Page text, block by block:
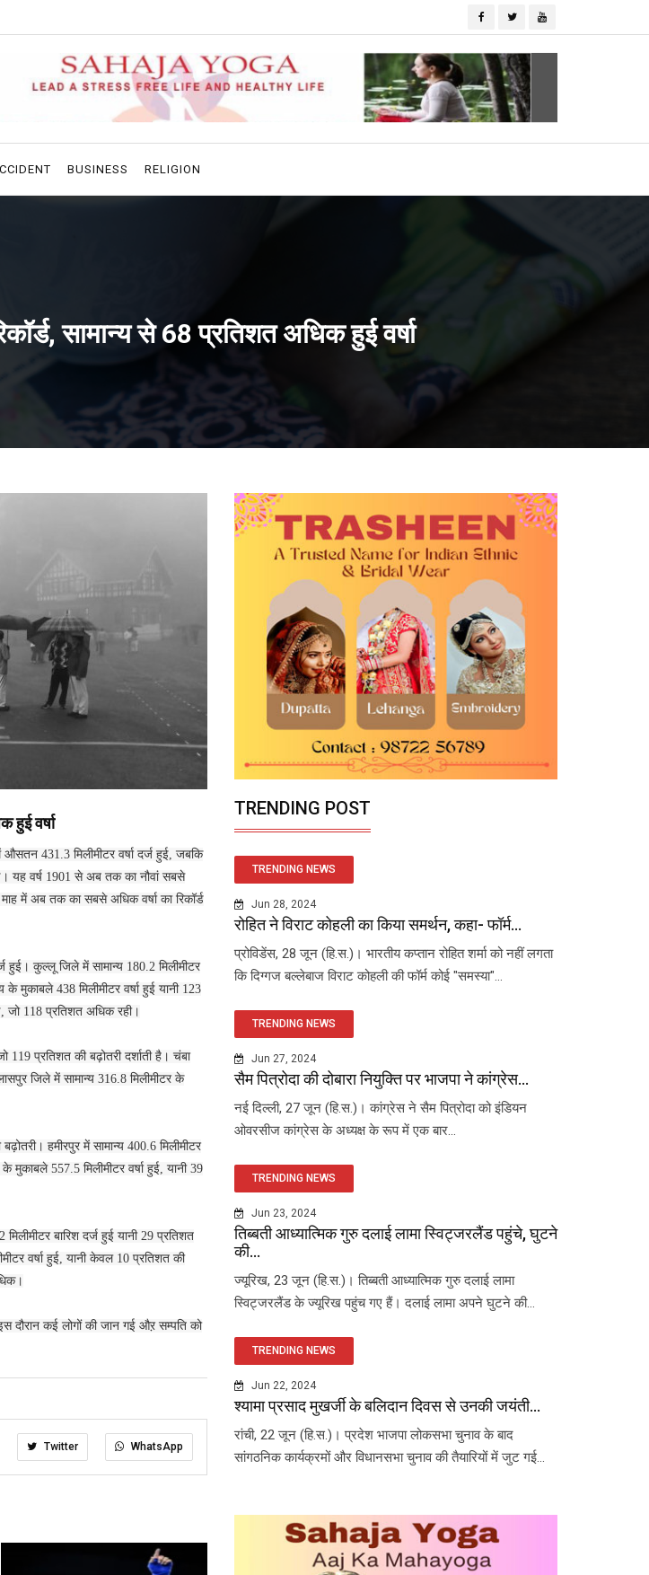
BUSINESS RELIGION
सामान्य से 68 प्रतिशत अधिक हुई वर्षा
हुई वर्षा
431.3 मिलीमीटर वर्षा दर्ज हुई, जबकि
यह वर्ष 1901 से अब तक का नौवां सबसे
में अब तक का सबसे अधिक वर्षा का रिकॉर्ड
हुई। कुल्लू जिले में सामान्य 180.2 मिलीमीटर
मुकाबले 438 मिलीमीटर वर्षा हुई यानी 123
जो 118 प्रतिशत अधिक रही।
119 प्रतिशत की बढ़ोतरी दर्शाती है। चंबा
जिले में सामान्य 316.8 मिलीमीटर के
हमीरपुर में सामान्य 400.6 मिलीमीटर
मुकाबले 557.5 मिलीमीटर वर्षा हुई, यानी 39
बारिश दर्ज हुई यानी 29 प्रतिशत
वर्षा हुई, यानी केवल 10 प्रतिशत की
दौरान कई लोगों की जान गई औऱ सम्पति को
Twitter WhatsApp
TRENDING POST
TRENDING NEWS
Jun 28, 2024
रोहित ने विराट कोहली का किया समर्थन, कहा- फॉर्म...
प्रोविडेंस, 28 जून (हि.स.)। भारतीय कप्तान रोहित शर्मा को नहीं लगता
कि दिग्गज बल्लेबाज विराट कोहली की फॉर्म कोई "समस्या"...
TRENDING NEWS
Jun 27, 2024
सैम पित्रोदा की दोबारा नियुक्ति पर भाजपा ने कांग्रेस...
नई दिल्ली, 27 जून (हि.स.)। कांग्रेस ने सैम पित्रोदा को इंडियन
ओवरसीज कांग्रेस के अध्यक्ष के रूप में एक बार...
TRENDING NEWS
Jun 23, 2024
तिब्बती आध्यात्मिक गुरु दलाई लामा स्विट्जरलैंड पहुंचे, घुटने
की...
ज्यूरिख, 23 जून (हि.स.)। तिब्बती आध्यात्मिक गुरु दलाई लामा
स्विट्जरलैंड के ज्यूरिख पहुंच गए हैं। दलाई लामा अपने घुटने की...
TRENDING NEWS
Jun 22, 2024
श्यामा प्रसाद मुखर्जी के बलिदान दिवस से उनकी जयंती...
रांची, 22 जून (हि.स.)। प्रदेश भाजपा लोकसभा चुनाव के बाद
सांगठनिक कार्यक्रमों और विधानसभा चुनाव की तैयारियों में जुट गई...